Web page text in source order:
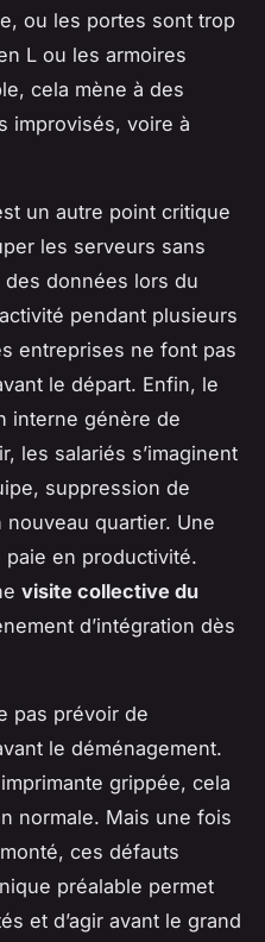
ou les portes sont trop
L ou les armoires
cela mène à des
improvisés, voire à
un autre point critique
les serveurs sans
données lors du
pendant plusieurs
entreprises ne font pas
le départ. Enfin, le
interne génère de
les salariés s’imaginent
suppression de
quartier. Une
paie en productivité.
visite collective du
d’intégration dès
pas prévoir de
le déménagement.
grippée, cela
normale. Mais une fois
ces défauts
préalable permet
et d’agir avant le grand